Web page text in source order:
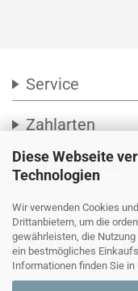
Diese Webseite
Technologien
Wir verwenden Cookies
Drittanbietern, um die
gewährleisten, die
ein bestmögliches
Informationen finden Sie in
Service
Zahlarten
Social Media
Wir versenden
Ihre